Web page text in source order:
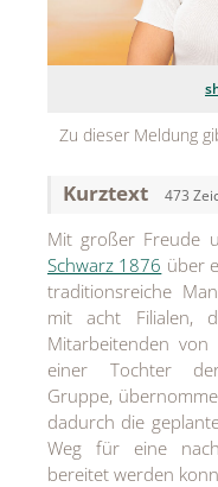
Jean Paul Gaultier
Nägele & Strubell
Rabanne
sh!ne by Dorotheum
Sicheldorfer Heilwasser
TK Maxx
True Co.
VOSSEN
Zu dieser Meldung
Kurztext 473
Mit großer Freude
Schwarz 1876 über
traditionsreiche
mit acht Filialen,
Mitarbeitenden von
einer Tochter
Gruppe,
dadurch die
Weg für eine
bereitet werden